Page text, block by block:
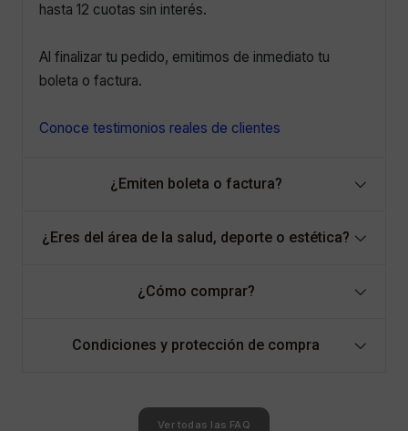
hasta 12 cuotas sin interés.
Al finalizar tu pedido, emitimos de inmediato tu
boleta o factura.
Conoce testimonios reales de clientes
¿Emiten boleta o factura?
¿Eres del área de la salud, deporte o estética?
¿Cómo comprar?
Condiciones y protección de compra
Ver todas las FAQ